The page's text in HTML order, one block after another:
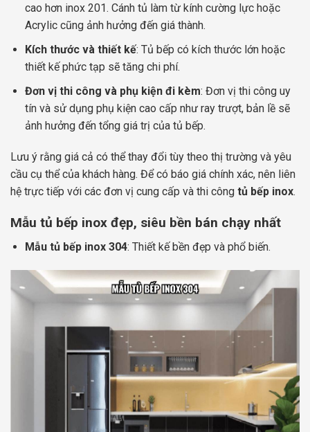
cao hơn inox 201. Cánh tủ làm từ kính cường lực hoặc
Acrylic cũng ảnh hưởng đến giá thành.
Kích thước và thiết kế: Tủ bếp có kích thước lớn hoặc
thiết kế phức tạp sẽ tăng chi phí.
Đơn vị thi công và phụ kiện đi kèm: Đơn vị thi công uy
tín và sử dụng phụ kiện cao cấp như ray trượt, bản lề sẽ
ảnh hưởng đến tổng giá trị của tủ bếp.
Lưu ý rằng giá cả có thể thay đổi tùy theo thị trường và yêu
cầu cụ thể của khách hàng. Để có báo giá chính xác, nên liên
hệ trực tiếp với các đơn vị cung cấp và thi công tủ bếp inox.
Mẫu tủ bếp inox đẹp, siêu bền bán chạy nhất
Mẫu tủ bếp inox 304: Thiết kế bền đẹp và phổ biến.